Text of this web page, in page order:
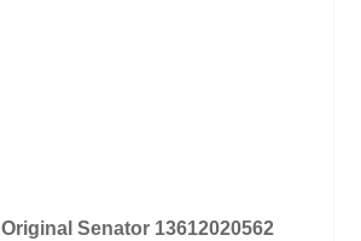
Senator 13612020562